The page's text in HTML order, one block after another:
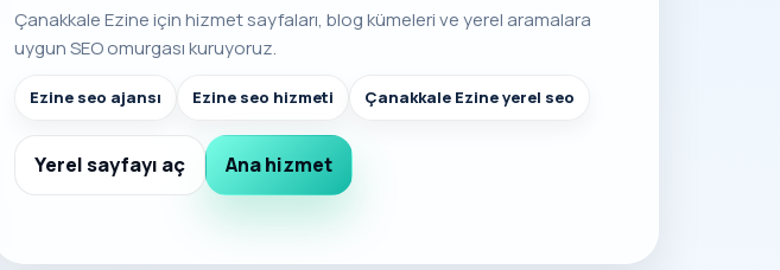
Çanakkale Ezine için hizmet sayfaları, blog kümeleri ve yerel aramalara
uygun SEO omurgası kuruyoruz.
Ezine seo ajansı Ezine seo hizmeti Çanakkale Ezine yerel seo
Yerel sayfayı aç Ana hizmet